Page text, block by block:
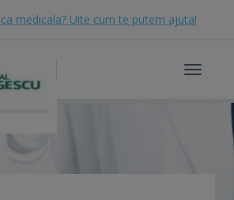
medicala? Uite cum te putem ajuta!
Toggle